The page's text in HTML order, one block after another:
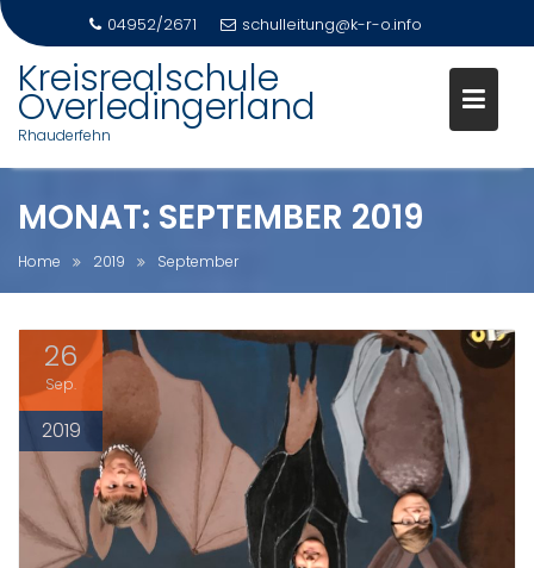
content
04952/2671 schulleitung@k-r-o.info
Kreisrealschule
Overledingerland
Rhauderfehn
MONAT: SEPTEMBER 2019
Home 2019 September
26
Sep.
2019